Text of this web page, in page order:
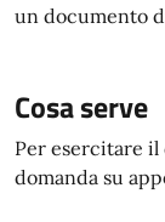
un documento
Cosa serve
Per esercitare
domanda su